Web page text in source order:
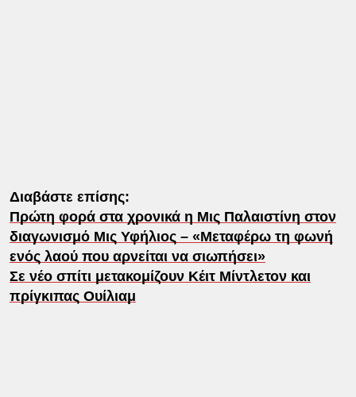
Διαβάστε επίσης:
Πρώτη φορά στα χρονικά η Μις Παλαιστίνη στον
διαγωνισμό Μις Υφήλιος – «Μεταφέρω τη φωνή
ενός λαού που αρνείται να σιωπήσει»
Σε νέο σπίτι μετακομίζουν Κέιτ Μίντλετον και
πρίγκιπας Ουίλιαμ